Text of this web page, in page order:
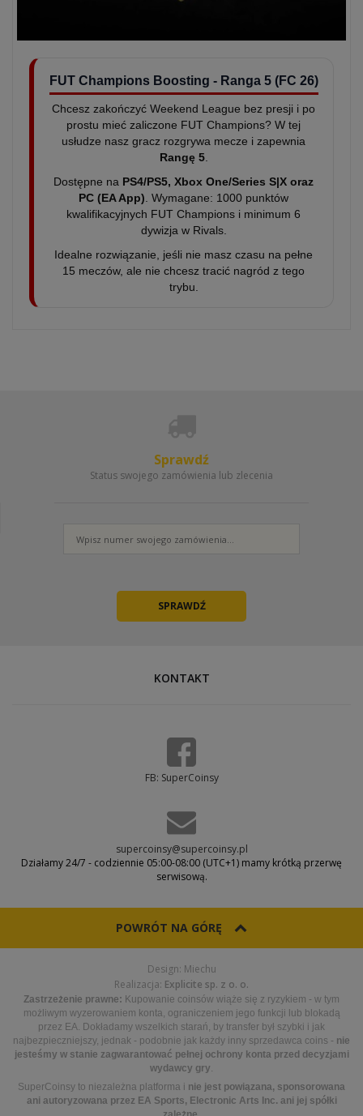
FUT Champions Boosting - Ranga 5 (FC 26)
Chcesz zakończyć Weekend League bez presji i po
prostu mieć zaliczone FUT Champions? W tej
usłudze nasz gracz rozgrywa mecze i zapewnia
Rangę 5.
Dostępne na PS4/PS5, Xbox One/Series S|X oraz
PC (EA App). Wymagane: 1000 punktów
kwalifikacyjnych FUT Champions i minimum 6
dywizja w Rivals.
Idealne rozwiązanie, jeśli nie masz czasu na pełne
15 meczów, ale nie chcesz tracić nagród z tego
trybu.
Sprawdź
Status swojego zamówienia lub zlecenia
KONTAKT
FB: SuperCoinsy
supercoinsy@supercoinsy.pl
Działamy 24/7 - codziennie 05:00-08:00 (UTC+1) mamy krótką przerwę
serwisową.
POWRÓT NA GÓRĘ
Design: Miechu
Realizacja: Explicite sp. z o. o.
Zastrzeżenie prawne: Kupowanie coinsów wiąże się z ryzykiem - w tym
możliwym wyzerowaniem konta, ograniczeniem jego funkcji lub blokadą
przez EA. Dokładamy wszelkich starań, by transfer był szybki i jak
najbezpieczniejszy, jednak - podobnie jak każdy inny sprzedawca coins - nie
jesteśmy w stanie zagwarantować pełnej ochrony konta przed decyzjami
wydawcy gry.
SuperCoinsy to niezależna platforma i nie jest powiązana, sponsorowana
ani autoryzowana przez EA Sports, Electronic Arts Inc. ani jej spółki